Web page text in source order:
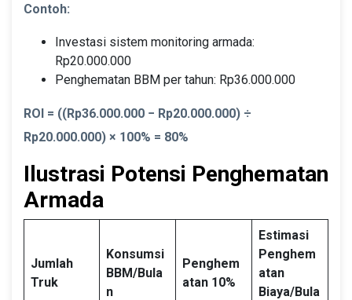
Contoh:
Investasi sistem monitoring armada:
Rp20.000.000
Penghematan BBM per tahun: Rp36.000.000
ROI = ((Rp36.000.000 − Rp20.000.000) ÷
Rp20.000.000) × 100% = 80%
Ilustrasi Potensi Penghematan
Armada
Jumlah
Truk
Konsumsi
BBM/Bula
n
Penghem
atan 10%
Estimasi
Penghem
atan
Biaya/Bula